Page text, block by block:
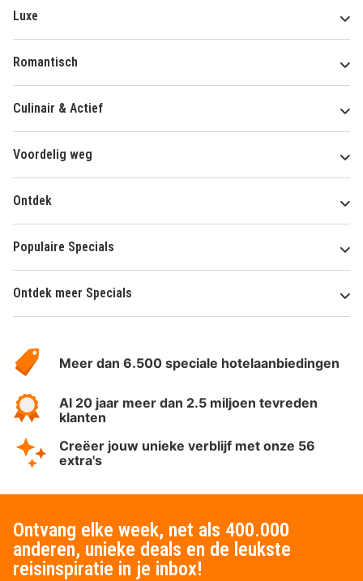
Luxe
Romantisch
Culinair & Actief
Voordelig weg
Ontdek
Populaire Specials
Ontdek meer Specials
HotelSpecials
Meer dan 6.500 speciale hotelaanbiedingen
Al 20 jaar meer dan 2.5 miljoen tevreden
klanten
Creëer jouw unieke verblijf met onze 56
extra's
Ontvang elke week, net als 400.000
anderen, unieke deals en de leukste
reisinspiratie in je inbox!